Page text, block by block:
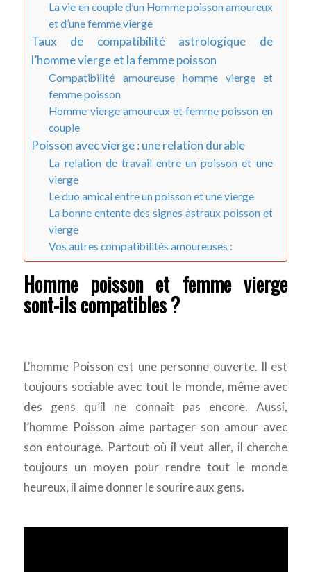
La vie en couple d’un Homme poisson amoureux
et d’une femme vierge
Taux de compatibilité astrologique de
l’homme vierge et la femme poisson
Compatibilité amoureuse homme vierge et
femme poisson
Homme vierge amoureux et femme poisson en
couple
Poisson avec vierge : une relation durable
La relation de travail entre un poisson et une
vierge
Le duo amical entre un poisson et une vierge
La bonne entente des signes astraux poisson et
vierge
Vos autres compatibilités amoureuses :
Homme poisson et femme vierge
sont-ils compatibles ?
L’homme Poisson est une personne ouverte. Il est
toujours sociable avec tout le monde, même avec
des gens qu’il ne connait pas encore. Aussi,
l’homme Poisson aime partager son amour avec
son entourage. Partout où il veut aller, il cherche
toujours un moyen pour rendre tout le monde
heureux, il aime donner le sourire aux gens.